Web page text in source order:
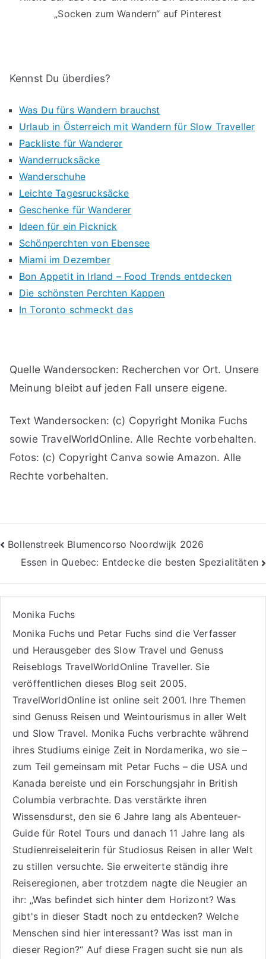
„Socken zum Wandern“ auf Pinterest
Kennst Du überdies?
Was Du fürs Wandern brauchst
Urlaub in Österreich mit Wandern für Slow Traveller
Packliste für Wanderer
Wanderrucksäcke
Wanderschuhe
Leichte Tagesrucksäcke
Geschenke für Wanderer
Ideen für ein Picknick
Schönperchten von Ebensee
Miami im Dezember
Bon Appetit in Irland – Food Trends entdecken
Die schönsten Perchten Kappen
In Toronto schmeckt das
Quelle Wandersocken: Recherchen vor Ort. Unsere
Meinung bleibt auf jeden Fall unsere eigene.
Text Wandersocken: (c) Copyright Monika Fuchs
sowie TravelWorldOnline. Alle Rechte vorbehalten.
Fotos: (c) Copyright Canva sowie Amazon. Alle
Rechte vorbehalten.
Beitragsnavigation
Bollenstreek Blumencorso Noordwijk 2026
Essen in Quebec: Entdecke die besten Spezialitäten
Monika Fuchs
Monika Fuchs und Petar Fuchs sind die Verfasser
und Herausgeber des Slow Travel und Genuss
Reiseblogs TravelWorldOnline Traveller. Sie
veröffentlichen dieses Blog seit 2005.
TravelWorldOnline ist online seit 2001. Ihre Themen
sind Genuss Reisenund Weintourismusin aller Welt
und Slow Travel. Monika Fuchs verbrachte während
ihres Studiums einige Zeit in Nordamerika, wo sie –
zum Teil gemeinsam mit Petar Fuchs – die USA und
Kanada bereiste und ein Forschungsjahr in British
Columbia verbrachte. Das verstärkte ihren
Wissensdurst, den sie 6 Jahre lang als Abenteuer-
Guide für Rotel Tours und danach 11 Jahre lang als
Studienreiseleiterin für Studiosus Reisen in aller Welt
zu stillen versuchte. Sie erweiterte ständig ihre
Reiseregionen, aber trotzdem nagte die Neugier an
ihr: „Was befindet sich hinter dem Horizont? Was
gibt's in dieser Stadt noch zu entdecken? Welche
Menschen sind hier interessant? Was isst man in
dieser Region?“ Auf diese Fragen sucht sie nun als